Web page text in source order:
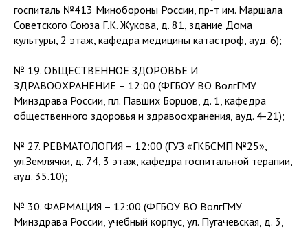
госпиталь №413 Минобороны России, пр-т им. Маршала
Советского Союза Г.К. Жукова, д. 81, здание Дома
культуры, 2 этаж, кафедра медицины катастроф, ауд. 6);
№ 19. ОБЩЕСТВЕННОЕ ЗДОРОВЬЕ И
ЗДРАВООХРАНЕНИЕ – 12:00 (ФГБОУ ВО ВолгГМУ
Минздрава России, пл. Павших Борцов, д. 1, кафедра
общественного здоровья и здравоохранения, ауд. 4-21);
№ 27. РЕВМАТОЛОГИЯ – 12:00 (ГУЗ «ГКБСМП №25»,
ул.Землячки, д. 74, 3 этаж, кафедра госпитальной терапии,
ауд. 35.10);
№ 30. ФАРМАЦИЯ – 12:00 (ФГБОУ ВО ВолгГМУ
Минздрава России, учебный корпус, ул. Пугачевская, д. 3,